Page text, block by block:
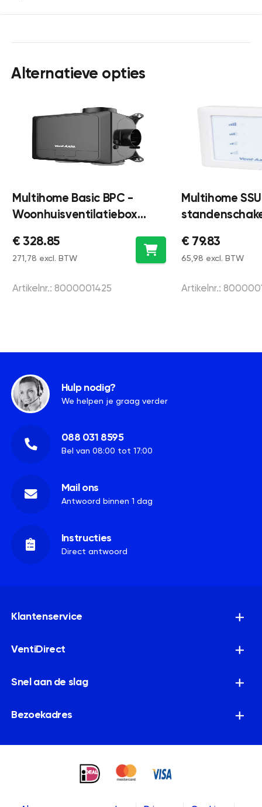
Alternatieve opties
Multihome Basic BPC -
Woonhuisventilatiebox
stekker (Phase L3)
€ 328.85
271,78 excl. BTW
Artikelnr.: 8000001425
Multihome
draadloos -
€ 79.83
65,98 excl. BTW
Artikelnr.:
Hulp nodig?
We helpen je graag verder
088 031 8595
Bel van 08:00 tot 17:00
Mail ons
Antwoord binnen 1 dag
Instructies
Direct antwoord
Klantenservice
VentiDirect
Snel aan de slag
Bezoekadres